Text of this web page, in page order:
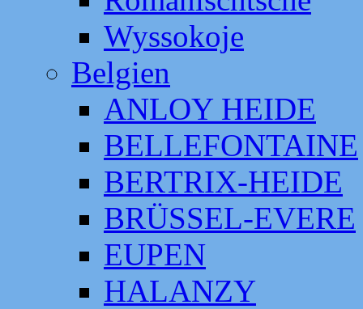
Wyssokoje
Belgien
ANLOY HEIDE
BELLEFONTAINE
BERTRIX-HEIDE
BRÜSSEL-EVERE
EUPEN
HALANZY